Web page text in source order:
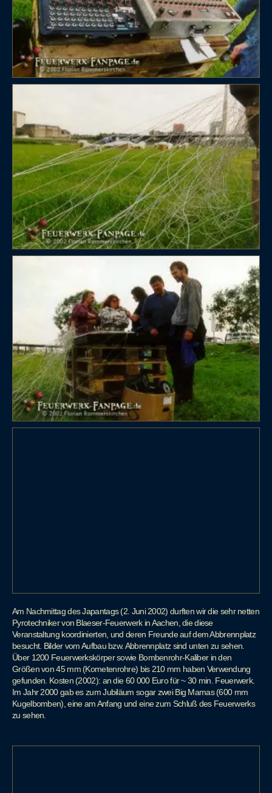
Am Nachmittag des Japantags (2. Juni 2002) durften wir die sehr netten
Pyrotechniker von Blaeser-Feuerwerk in Aachen, die diese
Veranstaltung koordinierten, und deren Freunde auf dem Abbrennplatz
besucht. Bilder vom Aufbau bzw. Abbrennplatz sind unten zu sehen.
Über 1200 Feuerwerkskörper sowie Bombenrohr-Kaliber in den
Größen von 45 mm (Kometenrohre) bis 210 mm haben Verwendung
gefunden. Kosten (2002): an die 60 000 Euro für ~ 30 min. Feuerwerk.
Im Jahr 2000 gab es zum Jubiläum sogar zwei Big Mamas (600 mm
Kugelbomben), eine am Anfang und eine zum Schluß des Feuerwerks
zu sehen.